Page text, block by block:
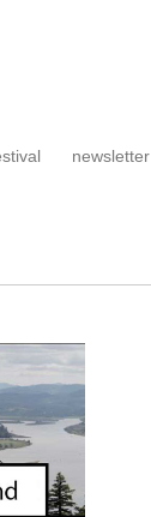
newsletter